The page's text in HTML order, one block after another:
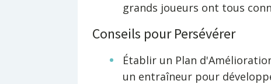
grands joueurs ont tous
Conseils pour Persévérer
Établir un Plan
un entraîneur pour